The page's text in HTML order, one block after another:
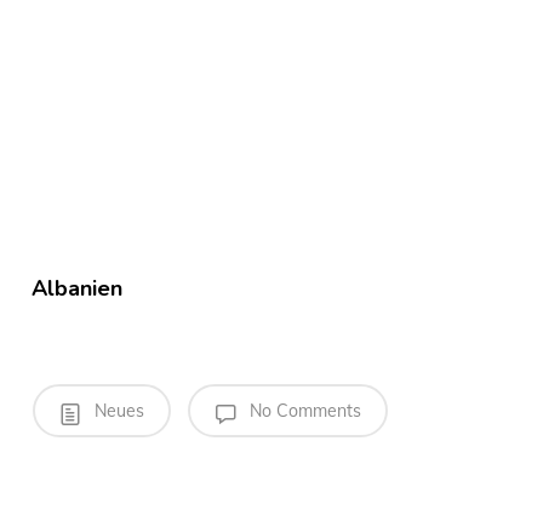
Albanien
Neues No Comments